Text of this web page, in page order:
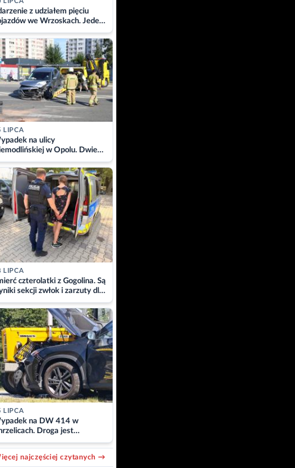
z udziałem pięciu
we Wrzoskach. Jeden
zabrany w
LIPCA
na ulicy
w Opolu. Dwie
w szpitalu
LIPCA
czterolatki z Gogolina. Są
sekcji zwłok i zarzuty dla
LIPCA
na DW 414 w
Droga jest
najczęściej czytanych →